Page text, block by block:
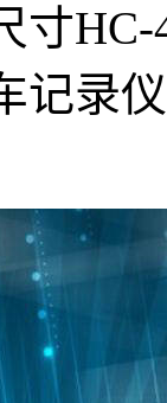
HC-
记录